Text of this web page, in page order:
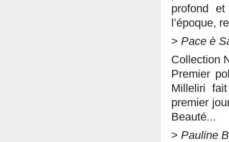
profond
l’époque,
> Pace è
Collection
Premier
Milleliri
premier
Beauté...
> Pauline